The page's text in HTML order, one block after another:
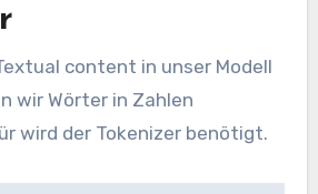
content in unser Modell
wir Wörter in Zahlen
wird der Tokenizer benötigt.